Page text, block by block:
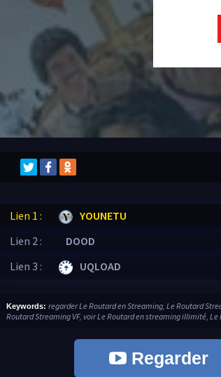
Lien 1 : YOUNETU
Lien 2 :
DOOD
Lien 3 :
UQLOAD
Keywords: regarder Le Routard en Streaming, Le Routard
Routard Streaming VF, voir Le Routard en streaming illimité,
Regarder